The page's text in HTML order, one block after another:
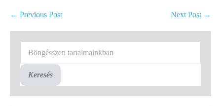
← Previous Post Next Post →
Keresés